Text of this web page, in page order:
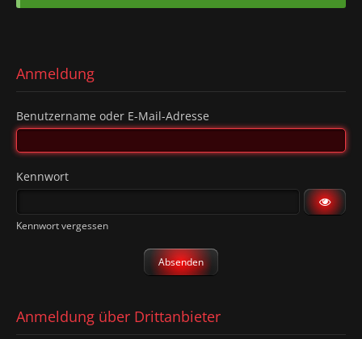
Anmeldung
Benutzername oder E-Mail-Adresse
Kennwort
Kennwort vergessen
Anmeldung über Drittanbieter